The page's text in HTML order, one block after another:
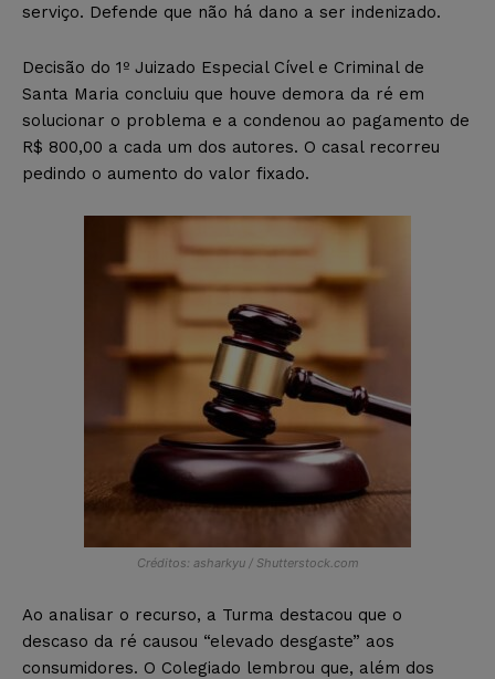
serviço. Defende que não há dano a ser indenizado.
Decisão do 1º Juizado Especial Cível e Criminal de
Santa Maria concluiu que houve demora da ré em
solucionar o problema e a condenou ao pagamento de
R$ 800,00 a cada um dos autores. O casal recorreu
pedindo o aumento do valor fixado.
Créditos: asharkyu / Shutterstock.com
Ao analisar o recurso, a Turma destacou que o
descaso da ré causou “elevado desgaste” aos
consumidores. O Colegiado lembrou que, além dos